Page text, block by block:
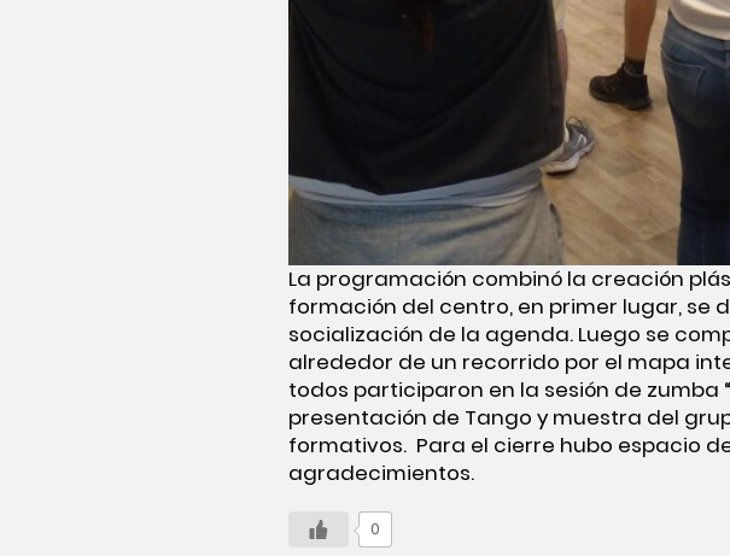
La programación combinó la creación
formación del centro, en primer lugar, se
socialización de la agenda. Luego se
alrededor de un recorrido por el mapa
todos participaron en la sesión de zumba
presentación de Tango y muestra del
formativos. Para el cierre hubo espacio
agradecimientos.
0